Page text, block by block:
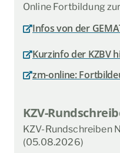
Online Fortbildung
Infos von der
Kurzinfo der KZBV
zm-online:
KZV-
KZV-Rundschreiben
(05.08.2026)